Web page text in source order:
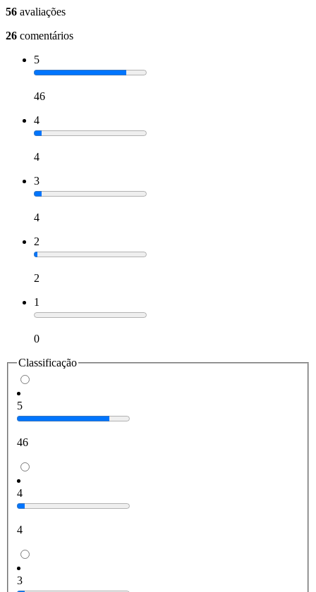
56 avaliações
26 comentários
5
46
4
4
3
4
2
2
1
0
Classificação
5
46
4
4
3